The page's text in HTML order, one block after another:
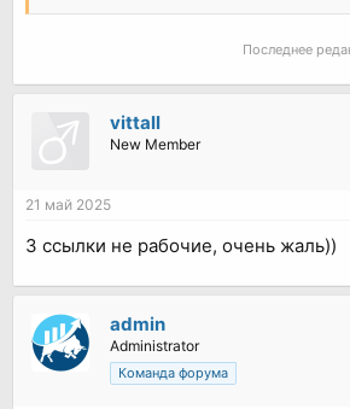
Последнее
vittall
New Member
21 май 2025
3 ссылки не рабочие, очень жаль))
admin
Administrator
Команда форума